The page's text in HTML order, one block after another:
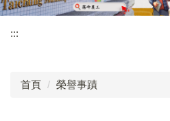
:::
首頁 榮譽事蹟